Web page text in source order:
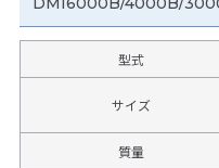
型式
サイズ
質量